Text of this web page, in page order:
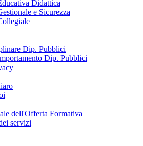
Didattica
e Sicurezza
Dip. Pubblici
Dip. Pubblici
dell'Offerta Formativa
servizi